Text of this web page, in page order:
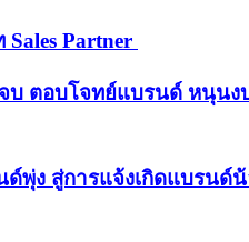
Partner
บ ตอบโจทย์แบรนด์ หนุนง
ด์พุ่ง สู่การแจ้งเกิดแบรนด์